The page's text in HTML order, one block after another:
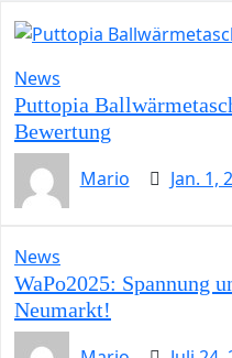
News
Puttopia
Bewertung
Mario
Jan. 1,
News
WaPo2025: Spannung
Neumarkt!